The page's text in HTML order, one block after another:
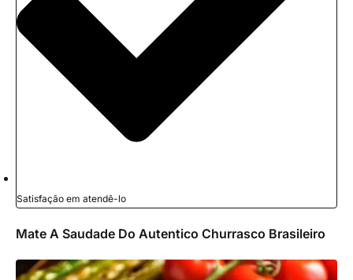
Satisfação em atendê-lo
Mate A Saudade Do Autentico Churrasco Brasileiro